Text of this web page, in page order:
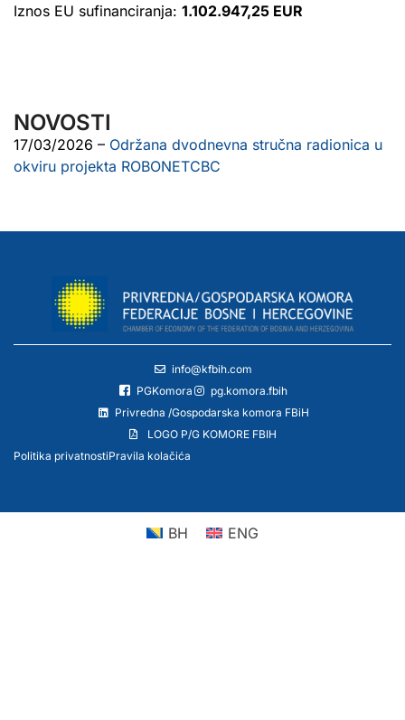
Iznos EU sufinanciranja: 1.102.947,25 EUR
NOVOSTI
17/03/2026 – Održana dvodnevna stručna radionica u
okviru projekta ROBONETCBC
info@kfbih.com
PGKomora
pg.komora.fbih
Privredna /Gospodarska komora FBiH
LOGO P/G KOMORE FBIH
Politika privatnostiPravila kolačića
BH ENG